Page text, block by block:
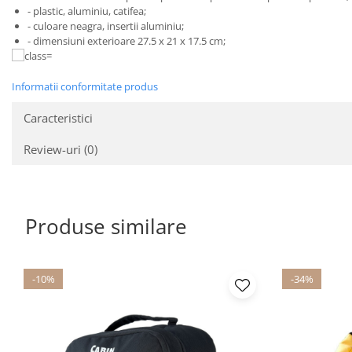
- plastic, aluminiu, catifea;
- culoare neagra, insertii aluminiu;
- dimensiuni exterioare 27.5 x 21 x 17.5 cm;
Informatii conformitate produs
Caracteristici
Review-uri (0)
Produse similare
-10% -34%